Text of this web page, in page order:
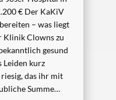
€ Der KaKiV
– was liegt
Klinik Clowns zu
gesund
Leiden kurz
das ihr mit
Summe…